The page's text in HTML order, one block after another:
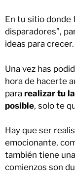
En tu sitio donde
disparadores”,
ideas para crecer.
Una vez has
hora de hacerte
para realizar tu
posible, solo te
Hay que ser
emocionante,
también tiene
comienzos son